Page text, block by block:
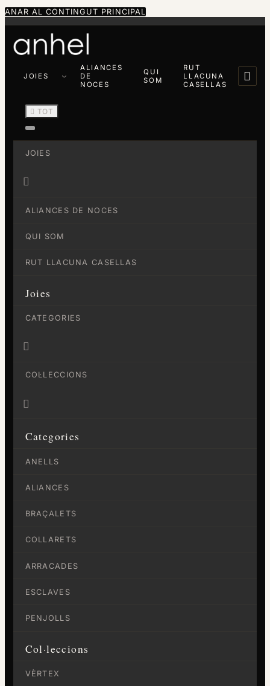
ANAR AL CONTINGUT PRINCIPAL
JOIES
ALIANCES
DE
NOCES
QUI
SOM
RUT
LLACUNA
CASELLAS

 TOT
JOIES

ALIANCES DE NOCES
QUI SOM
RUT LLACUNA CASELLAS
Joies
CATEGORIES

COL·LECCIONS

Categories
ANELLS
ALIANCES
BRAÇALETS
COLLARETS
ARRACADES
ESCLAVES
PENJOLLS
Col·leccions
VÈRTEX